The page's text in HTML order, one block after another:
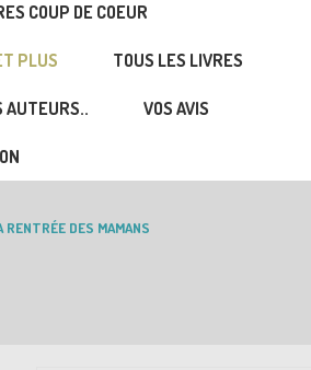
COUP DE COEUR
PLUS TOUS LES LIVRES
AUTEURS.. VOS AVIS
RENTRÉE DES MAMANS